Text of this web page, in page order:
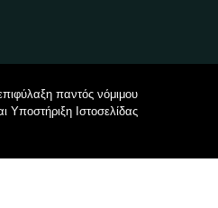
παντός νόμιμου
Υποστήριξη Ιστοσελίδας